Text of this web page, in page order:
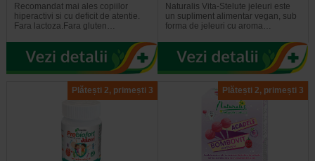
Recomandat mai ales copiilor
hiperactivi si cu deficit de atentie.
Fara lactoza.Fara gluten…
Naturalis Vita-Stelute jeleuri este
un supliment alimentar vegan, sub
forma de jeleuri cu aroma…
Plătești 2, primești 3 Plătești 2, primești 3